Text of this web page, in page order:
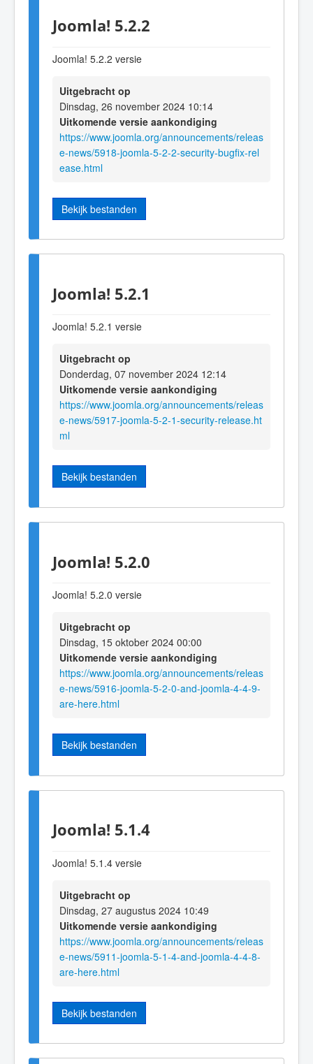
Joomla! 5.2.2
Joomla! 5.2.2 versie
Uitgebracht op
Dinsdag, 26 november 2024 10:14
Uitkomende versie aankondiging
https://www.joomla.org/announcements/releas
e-news/5918-joomla-5-2-2-security-bugfix-rel
ease.html
Bekijk bestanden
Joomla! 5.2.1
Joomla! 5.2.1 versie
Uitgebracht op
Donderdag, 07 november 2024 12:14
Uitkomende versie aankondiging
https://www.joomla.org/announcements/releas
e-news/5917-joomla-5-2-1-security-release.ht
ml
Bekijk bestanden
Joomla! 5.2.0
Joomla! 5.2.0 versie
Uitgebracht op
Dinsdag, 15 oktober 2024 00:00
Uitkomende versie aankondiging
https://www.joomla.org/announcements/releas
e-news/5916-joomla-5-2-0-and-joomla-4-4-9-
are-here.html
Bekijk bestanden
Joomla! 5.1.4
Joomla! 5.1.4 versie
Uitgebracht op
Dinsdag, 27 augustus 2024 10:49
Uitkomende versie aankondiging
https://www.joomla.org/announcements/releas
e-news/5911-joomla-5-1-4-and-joomla-4-4-8-
are-here.html
Bekijk bestanden